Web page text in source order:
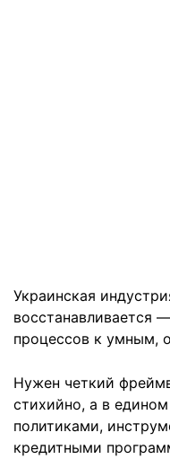
Украинская
восстанавливается
процессов к умным,
Нужен четкий
стихийно, а в
политиками,
кредитными